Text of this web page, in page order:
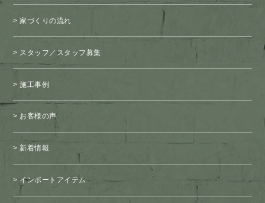
家づくりの流れ
スタッフ／スタッフ募集
施工事例
お客様の声
新着情報
インポートアイテム